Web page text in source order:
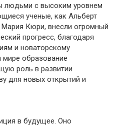
людьми с высоким уровнем
ученые, как Альберт
Кюри, внесли огромный
прогресс, благодаря
и новаторскому
образование
роль в развитии
для новых открытий и
в будущее. Оно